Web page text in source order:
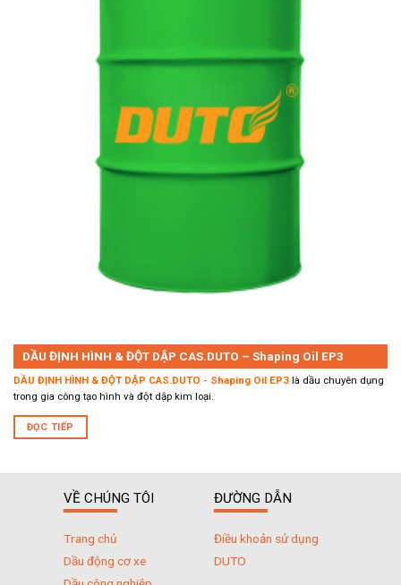
DẦU ĐỊNH HÌNH & ĐỘT DẬP CAS.DUTO – Shaping Oil EP3
DẦU ĐỊNH HÌNH & ĐỘT DẬP CAS.DUTO - Shaping Oil EP3 là dầu chuyên dụng
trong gia công tạo hình và đột dập kim loại.
ĐỌC TIẾP
VỀ CHÚNG TÔI
Trang chủ
Dầu động cơ xe
ĐƯỜNG DẪN
Điều khoản sử dụng
DUTO